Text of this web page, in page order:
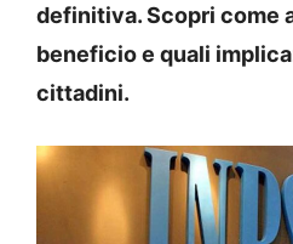
definitiva. Scopri come
beneficio e quali
cittadini.